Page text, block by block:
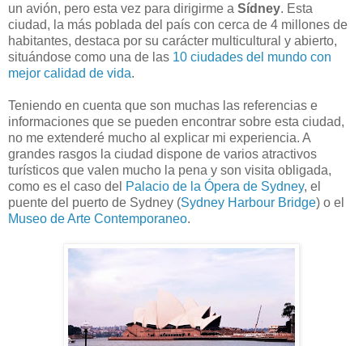
un avión, pero esta vez para dirigirme a Sídney. Esta
ciudad, la más poblada del país con cerca de 4 millones de
habitantes, destaca por su carácter multicultural y abierto,
situándose como una de las 10 ciudades del mundo con
mejor calidad de vida.
Teniendo en cuenta que son muchas las referencias e
informaciones que se pueden encontrar sobre esta ciudad,
no me extenderé mucho al explicar mi experiencia. A
grandes rasgos la ciudad dispone de varios atractivos
turísticos que valen mucho la pena y son visita obligada,
como es el caso del Palacio de la Ópera de Sydney, el
puente del puerto de Sydney (Sydney Harbour Bridge) o el
Museo de Arte Contemporaneo.